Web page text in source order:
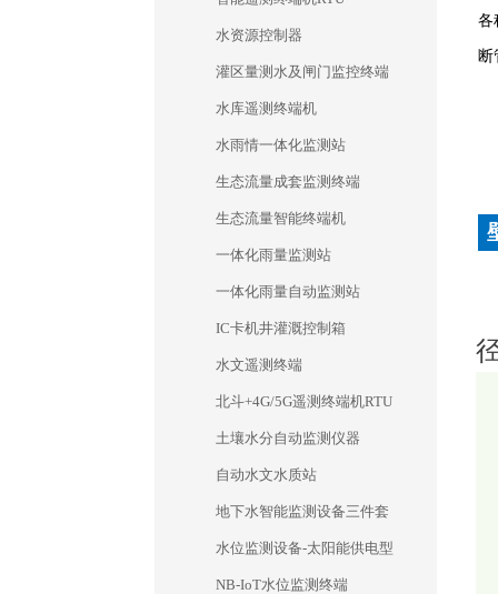
水资源控制器
灌区量测水及闸门监控终端
水库遥测终端机
水雨情一体化监测站
生态流量成套监测终端
生态流量智能终端机
一体化雨量监测站
一体化雨量自动监测站
IC卡机井灌溉控制箱
水文遥测终端
北斗+4G/5G遥测终端机RTU
土壤水分自动监测仪器
自动水文水质站
地下水智能监测设备三件套
水位监测设备-太阳能供电型
NB-IoT水位监测终端
各
断